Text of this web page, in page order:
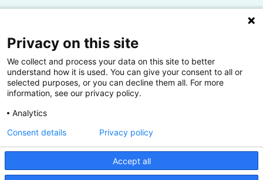
Lectoren en onderzoekers
Bedrijven
Hogescholen
De grootste kennisbank van het HBO
Inspiratie op jouw vakgebied
Privacy on this site
We collect and process your data on this site to better
understand how it is used. You can give your consent to all or
selected purposes, or you can decline them all. For more
information, see our privacy policy.
Analytics
Accept all
Consent details Privacy policy